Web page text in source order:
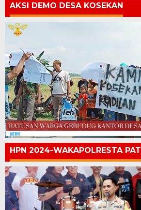
AKSI DEMO DESA KOSEKAN
HPN 2024-WAKAPOLRESTA PATI